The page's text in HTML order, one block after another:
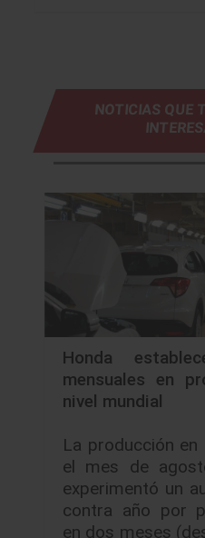
NOTICIAS QUE
Honda
mensuales en
nivel mundial
La producción en
el mes de
experimentó un
contra año por
en dos meses